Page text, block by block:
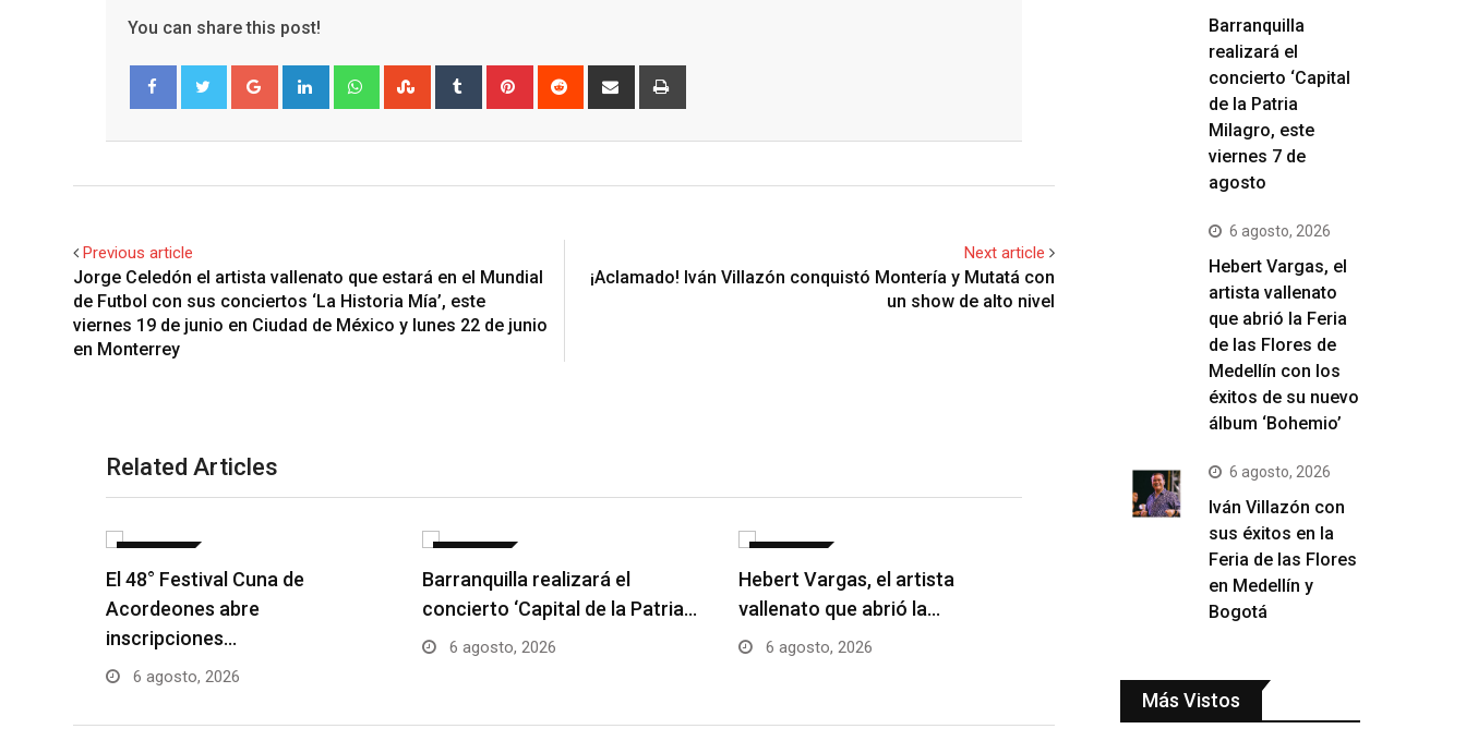
You can share this post!
Google+ LinkedIn WhatsappStumbleUpon
Tumblr Pinterest Reddit
Share
Previous article
Jorge Celedón el artista vallenato que estará en el Mundial
de Futbol con sus conciertos ‘La Historia Mía’, este
viernes 19 de junio en Ciudad de México y lunes 22 de junio
en Monterrey
Next article
¡Aclamado! Iván Villazón conquistó Montería y Mutatá con
un show de alto nivel
Related Articles
El 48° Festival Cuna de
Acordeones abre
inscripciones…
6 agosto, 2026
Barranquilla realizará el
concierto ‘Capital de la Patria…
6 agosto, 2026
Hebert Vargas, el artista
vallenato que abrió la…
6 agosto, 2026
Barranquilla
realizará el
concierto ‘Capital
de la Patria
Milagro, este
viernes 7 de
agosto
6 agosto, 2026
Hebert Vargas, el
artista vallenato
que abrió la Feria
de las Flores de
Medellín con los
éxitos de su nuevo
álbum ‘Bohemio’
6 agosto, 2026
Iván Villazón con
sus éxitos en la
Feria de las Flores
en Medellín y
Bogotá
Más Vistos